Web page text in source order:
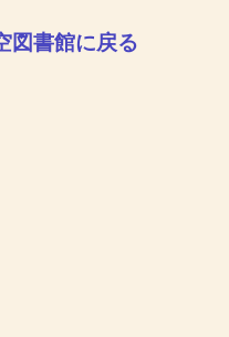
図書館に戻る